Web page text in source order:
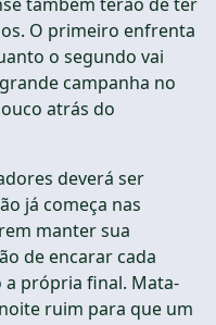
O primeiro enfrenta
o segundo vai
campanha no
atrás do
deverá ser
já começa nas
manter sua
de encarar cada
própria final. Mata-
ruim para que um